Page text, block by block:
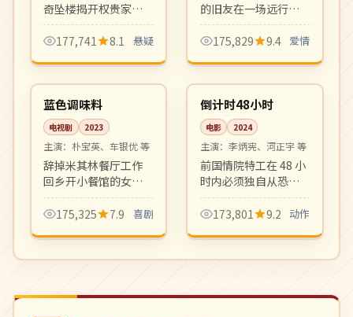
奇坠楼揭开权贵家族
数十年的隐秘往事，
财阀夫人、家庭教
怀心事，复仇爽剧悬
疑代表作。
177,741 8.1 悬疑
的旧友在一场远行中
坦白心意。叙事克
制，情感留白，是一
人向爱情电影。
175,829 9.4 爱情
韩国
完结 12:12
蓝色调味料
电视剧 2023
主演： 朴宝英、车银优 等
辞掉米其林餐厅工作
回乡开小餐馆的女厨
师与同村青梅竹马的
日常治愈喜剧。美食
期黑马剧。
175,325 7.9 喜剧
韩国
4K 99:41
倒计时48小时
电影 2024
主演： 李炳宪、河正宇 等
前国情院特工在 48 小
时内必须独自从恐怖
组织手中救出被绑架
的女儿。一镜到底式
张感拉满。
173,801 9.2 动作